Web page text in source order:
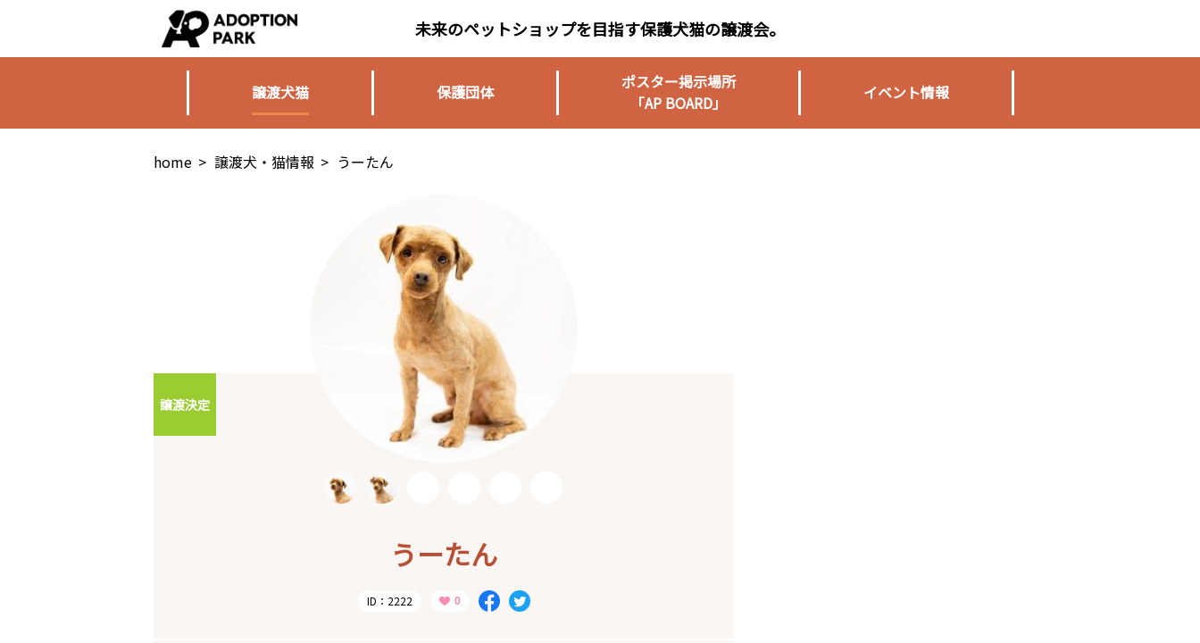
未来のペットショップを目指す保護犬猫の譲渡会。
譲渡犬猫 保護団体
ポスター掲示場所
「AP BOARD」
イベント情報
home > 譲渡犬・猫情報 > うーたん
譲渡決定
うーたん
ID：2222